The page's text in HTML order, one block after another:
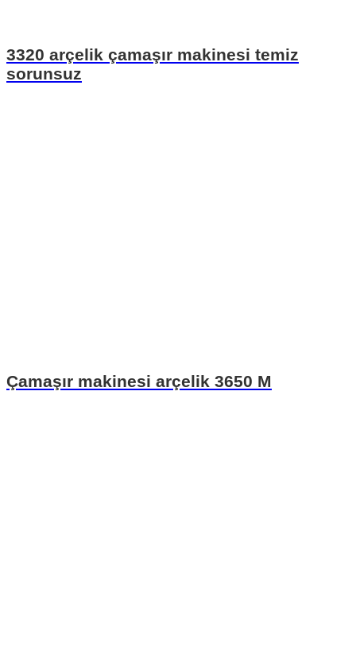
3320 arçelik çamaşır makinesi temiz
sorunsuz
Çamaşır makinesi arçelik 3650 M